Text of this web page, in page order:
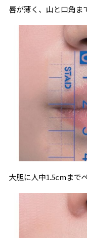
唇が薄く、山と口角ま
大胆に人中1.5cmまで